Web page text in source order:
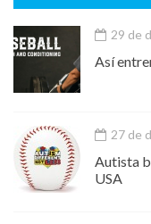
29 de
Así
27 de
Autista
USA